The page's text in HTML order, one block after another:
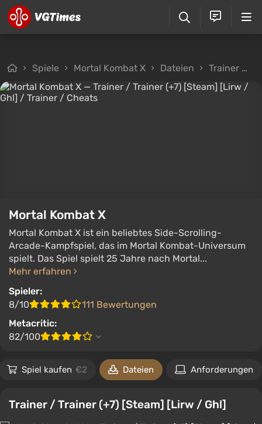
Spiele Mortal Kombat X Dateien Trainer
Mortal Kombat X
Mortal Kombat X ist ein beliebtes Side-Scrolling-
Arcade-Kampfspiel, das im Mortal Kombat-Universum
spielt. Das Spiel spielt 25 Jahre nach Mortal...
Mehr erfahren
Spieler:
8/10
111 Bewertungen
Metacritic:
82/100
Spiel kaufen €2 Dateien Anforderungen
Trainer / Trainer (+7) [Steam] [Lirw / Ghl]